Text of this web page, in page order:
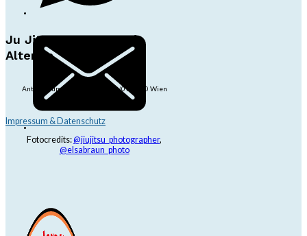
Ju Jitsu Ryu Tsunami
Alterlaa
Anton-Baumgartner-Str. 44/B8/01, 1230 Wien
Impressum & Datenschutz
Fotocredits:@jiujitsu_photographer,
@elsabraun_photo